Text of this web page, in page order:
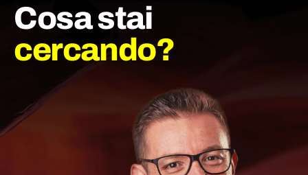
Cosa stai
cercando?